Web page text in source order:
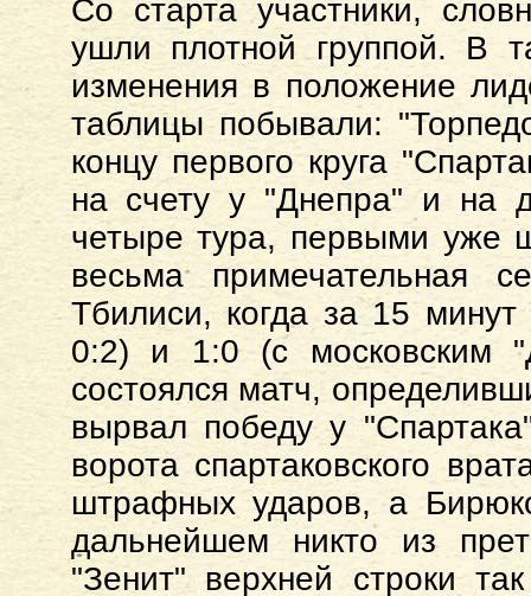
Со старта участники,
ушли плотной группой. В
изменения в положение
таблицы побывали:
концу первого круга
на счету у "Днепра" и на
четыре тура, первыми уже
весьма примечательная
Тбилиси, когда за 15
0:2) и 1:0 (с московским
состоялся матч,
вырвал победу у
ворота спартаковского
штрафных ударов, а
дальнейшем никто из
"Зенит" верхней строки